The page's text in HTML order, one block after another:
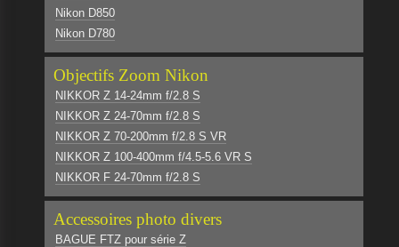
Nikon D850
Nikon D780
Objectifs Zoom Nikon
NIKKOR Z 14-24mm f/2.8 S
NIKKOR Z 24-70mm f/2.8 S
NIKKOR Z 70-200mm f/2.8 S VR
NIKKOR Z 100-400mm f/4.5-5.6 VR S
NIKKOR F 24-70mm f/2.8 S
Accessoires photo divers
BAGUE FTZ pour série Z